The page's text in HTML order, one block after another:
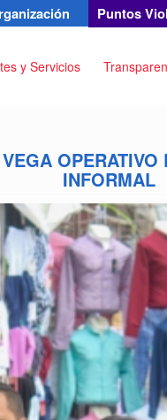
Puntos
y Servicios
INFORMAL